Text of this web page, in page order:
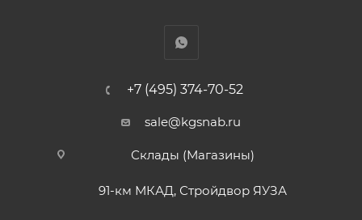
+7 (495) 374-70-52
sale@kgsnab.ru
Склады (Магазины)
91-км МКАД, Стройдвор ЯУЗА